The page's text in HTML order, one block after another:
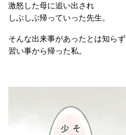
激怒した母に追い出され
しぶしぶ帰っていった先生。
そんな出来事があったとは知らず
習い事から帰った私。